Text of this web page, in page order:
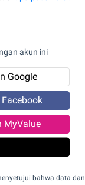
akun ini
Google
MyValue
bahwa data dan